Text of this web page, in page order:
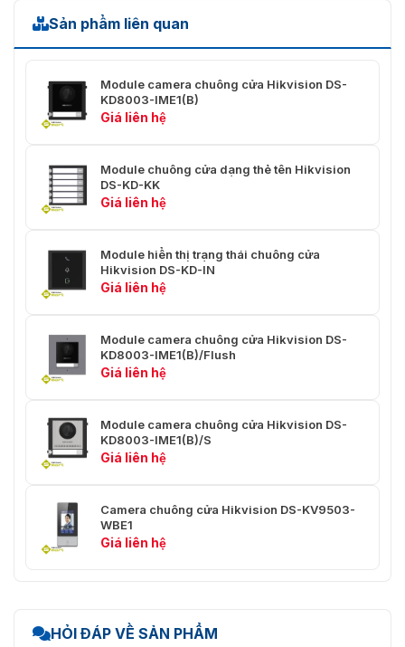
Độ ẩm hoạt động
Kích thước
× 3,94" × 1,65")
Sản phẩm liên quan
Module camera chuông cửa Hikvision DS-
KD8003-IME1(B)
Giá liên hệ
Module chuông cửa dạng thẻ tên Hikvision
DS-KD-KK
Giá liên hệ
Module hiển thị trạng thái chuông cửa
Hikvision DS-KD-IN
Giá liên hệ
Module camera chuông cửa Hikvision DS-
KD8003-IME1(B)/Flush
Giá liên hệ
Module camera chuông cửa Hikvision DS-
KD8003-IME1(B)/S
Giá liên hệ
Camera chuông cửa Hikvision DS-KV9503-
WBE1
Giá liên hệ
HỎI ĐÁP VỀ SẢN PHẨM